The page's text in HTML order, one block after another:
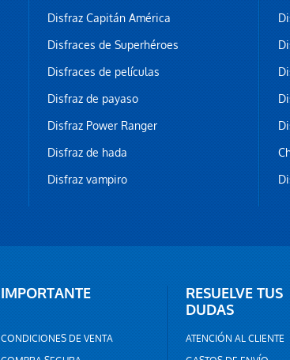
Disfraz Capitán América
Disfraces de Superhéroes
Disfraces de películas
Disfraz de payaso
Disfraz Power Ranger
Disfraz de hada
Disfraz vampiro
IMPORTANTE
CONDICIONES DE VENTA
RESUELVE TUS
DUDAS
ATENCIÓN AL CLIENTE